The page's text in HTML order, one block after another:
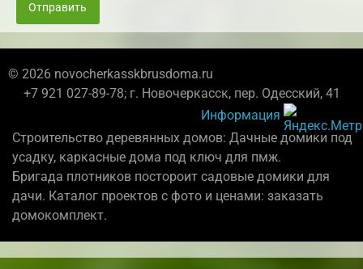
Отправить
© 2026 novocherkasskbrusdoma.ru
+7 921 027-89-78; г. Новочеркасск, пер. Одесский, 41
Информация
Строительство деревянных домов: Дачные домики под
усадку, каркасные дома под ключ для пмж.
Бригада плотников постороит садовые домики для
дачи. Каталог проектов с фото и ценами: заказать
домокомплект.